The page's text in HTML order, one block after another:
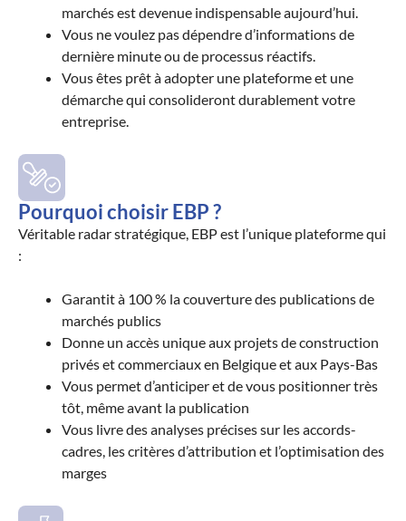
marchés est devenue indispensable aujourd’hui.
Vous ne voulez pas dépendre d’informations de
dernière minute ou de processus réactifs.
Vous êtes prêt à adopter une plateforme et une
démarche qui consolideront durablement votre
entreprise.
Pourquoi choisir EBP ?
Véritable radar stratégique, EBP est l’unique plateforme qui
:
Garantit à 100 % la couverture des publications de
marchés publics
Donne un accès unique aux projets de construction
privés et commerciaux en Belgique et aux Pays-Bas
Vous permet d’anticiper et de vous positionner très
tôt, même avant la publication
Vous livre des analyses précises sur les accords-
cadres, les critères d’attribution et l’optimisation des
marges